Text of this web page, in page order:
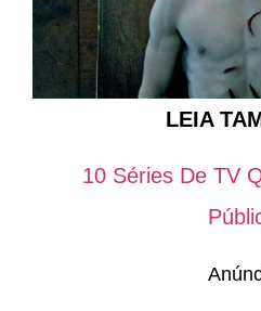
LEIA
10 Séries De TV